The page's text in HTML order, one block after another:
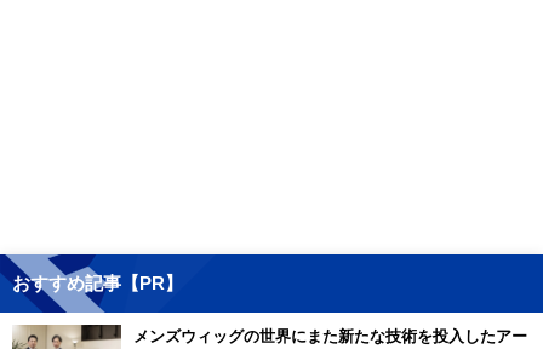
おすすめ記事【PR】
メンズウィッグの世界にまた新たな技術を投入したアー